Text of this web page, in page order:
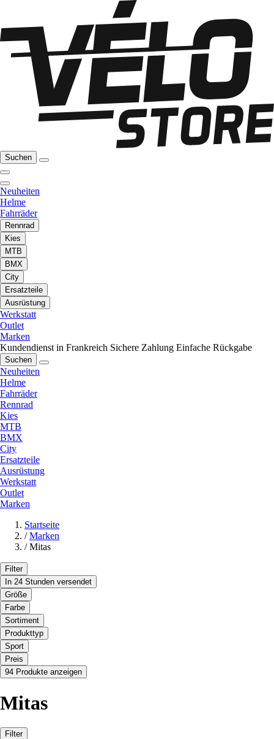
Suchen
Neuheiten
Helme
Fahrräder
Rennrad
Kies
MTB
BMX
City
Ersatzteile
Ausrüstung
Werkstatt
Outlet
Marken
Kundendienst in Frankreich Sichere Zahlung Einfache Rückgabe
Suchen
Neuheiten
Helme
Fahrräder
Rennrad
Kies
MTB
BMX
City
Ersatzteile
Ausrüstung
Werkstatt
Outlet
Marken
Startseite
/ Marken
/ Mitas
Filter
In 24 Stunden versendet
Größe
Farbe
Sortiment
Produkttyp
Sport
Preis
94 Produkte anzeigen
Mitas
Filter